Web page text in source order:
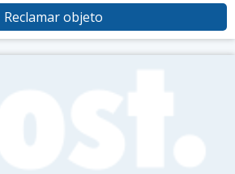
Reclamar objeto